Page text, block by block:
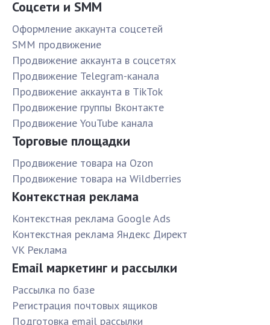
Соцсети и SMM
Оформление аккаунта соцсетей
SMM продвижение
Продвижение аккаунта в соцсетях
Продвижение Telegram-канала
Продвижение аккаунта в TikTok
Продвижение группы Вконтакте
Продвижение YouTube канала
Торговые площадки
Продвижение товара на Ozon
Продвижение товара на Wildberries
Контекстная реклама
Контекстная реклама Google Ads
Контекстная реклама Яндекс Директ
VK Реклама
Email маркетинг и рассылки
Рассылка по базе
Pегистрация почтовых ящиков
Подготовка email рассылки